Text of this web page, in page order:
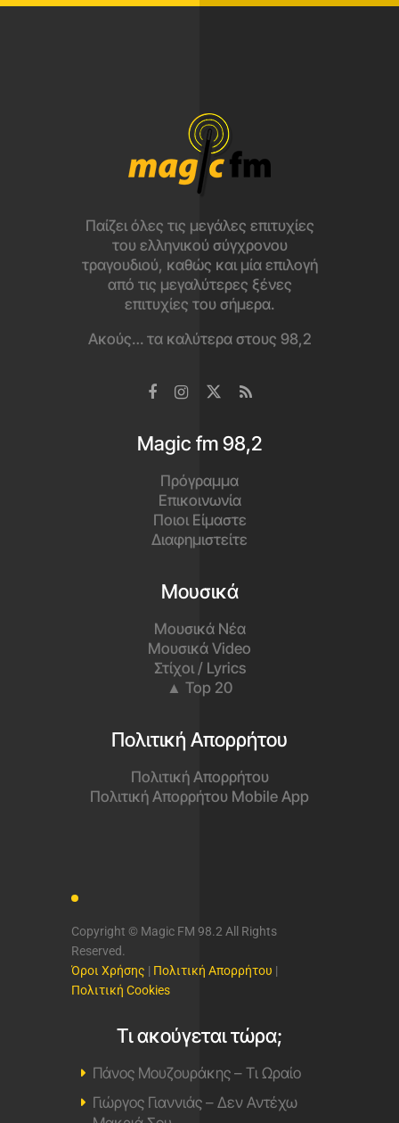
Παίζει όλες τις μεγάλες επιτυχίες
του ελληνικού σύγχρονου
τραγουδιού, καθώς και μία επιλογή
από τις μεγαλύτερες ξένες
επιτυχίες του σήμερα.
Ακούς… τα καλύτερα στους 98,2
Magic fm 98,2
Πρόγραμμα
Επικοινωνία
Ποιοι Είμαστε
Διαφημιστείτε
Μουσικά
Μουσικά Νέα
Μουσικά Video
Στίχοι / Lyrics
▲ Top 20
Πολιτική Απορρήτου
Πολιτική Απορρήτου
Πολιτική Απορρήτου Mobile App
Copyright © Magic FM 98.2 All Rights
Reserved.
Όροι Χρήσης | Πολιτική Απορρήτου |
Πολιτική Cookies
Τι ακούγεται τώρα;
Πάνος Μουζουράκης – Τι Ωραίο
Γιώργος Γιαννιάς – Δεν Αντέχω